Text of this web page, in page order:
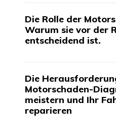
Die Rolle der
Warum sie vor der
entscheidend ist.
Die
Motorschaden-
meistern und Ihr
reparieren